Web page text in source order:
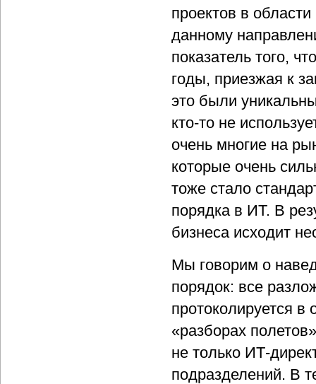
проектов в
данному
показатель того,
годы, приезжая к
это были
кто-то не
очень многие на
которые очень
тоже стало
порядка в ИТ. В
бизнеса исходит
Мы говорим о
порядок: все
протоколируется в
«разборах
не только ИТ-
подразделений. В